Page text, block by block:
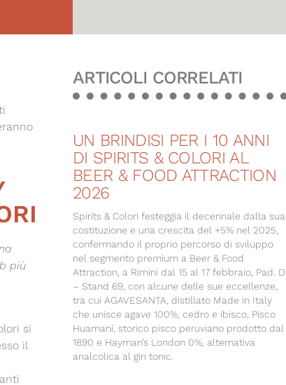
più
si
il
ARTICOLI CORRELATI
UN BRINDISI PER I 10 ANNI
DI SPIRITS & COLORI AL
BEER & FOOD ATTRACTION
2026
Spirits & Colori festeggia il decennale dalla sua
costituzione e una crescita del +5% nel 2025,
confermando il proprio percorso di sviluppo
nel segmento premium a Beer & Food
Attraction, a Rimini dal 15 al 17 febbraio, Pad. D
– Stand 69, con alcune delle sue eccellenze,
tra cui AGAVESANTA, distillato Made in Italy
che unisce agave 100%, cedro e ibisco, Pisco
Huamaní, storico pisco peruviano prodotto dal
1890 e Hayman’s London 0%, alternativa
analcolica al gin tonic.